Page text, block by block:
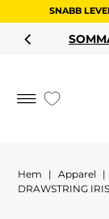
SNABB
Hem | Apparel |
DRAWSTRING IRIS